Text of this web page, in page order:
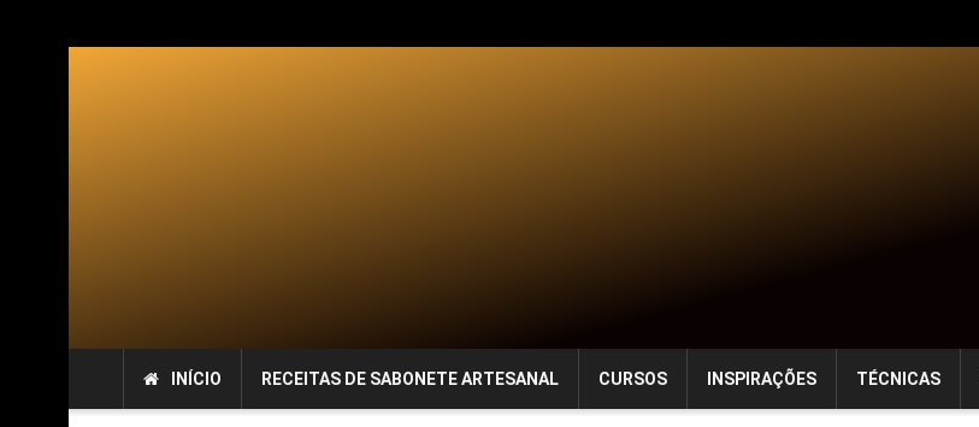
INÍCIO RECEITAS DE SABONETE ARTESANAL CURSOS INSPIRAÇÕES TÉCNICAS